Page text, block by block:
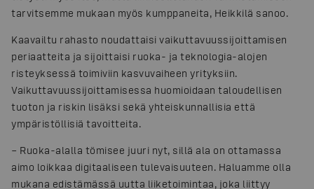
tarvitsemme mukaan myös kumppaneita, Heikkilä sanoo.
Kaavailtu rahasto noudattaisi vaikuttavuussijoittamisen
periaatteita ja sijoittaisi ruoka- ja teknologia-alojen
risteyksessä toimiviin kasvuvaiheen yrityksiin.
Vaikuttavuussijoittamisessa huomioidaan taloudellisen
tuoton ja riskin lisäksi sekä yhteiskunnallisia että
ympäristöllisiä tavoitteita.
– Ruoka-alalla tömisee juuri nyt, sillä ala on ottamassa
aimo loikkaa digitaaliseen tulevaisuuteen. Haluamme olla
mukana edistämässä uutta liiketoimintaa, joka liittyy